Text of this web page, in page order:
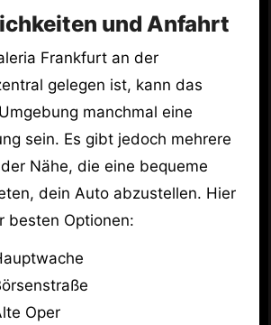
und Anfahrt
Frankfurt an der
gelegen ist, kann das
manchmal eine
sein. Es gibt jedoch mehrere
Nähe, die eine bequeme
dein Auto abzustellen. Hier
besten Optionen:
Oper